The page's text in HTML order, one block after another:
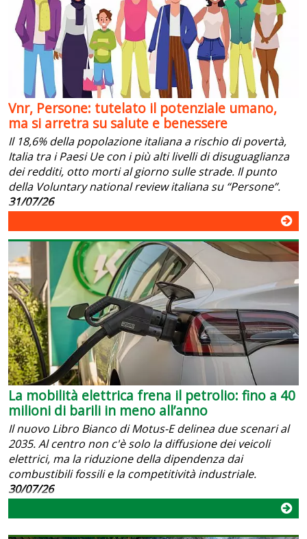
Vnr, Persone: tutelato il potenziale umano,
ma si arretra su salute e benessere
Il 18,6% della popolazione italiana a rischio di povertà,
Italia tra i Paesi Ue con i più alti livelli di disuguaglianza
dei redditi, otto morti al giorno sulle strade. Il punto
della Voluntary national review italiana su “Persone”.
31/07/26
La mobilità elettrica frena il petrolio: fino a 40
milioni di barili in meno all’anno
Il nuovo Libro Bianco di Motus-E delinea due scenari al
2035. Al centro non c'è solo la diffusione dei veicoli
elettrici, ma la riduzione della dipendenza dai
combustibili fossili e la competitività industriale.
30/07/26